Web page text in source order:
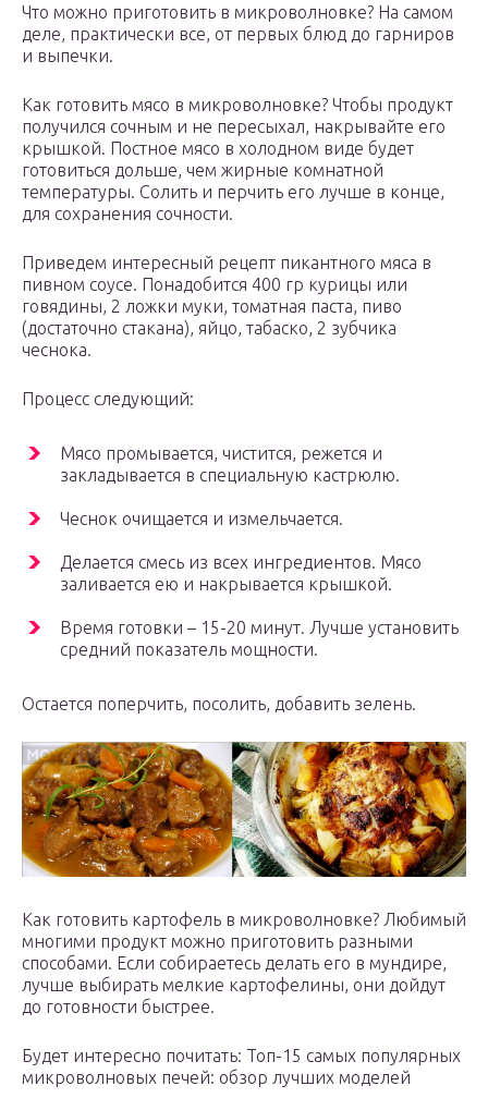
Что можно приготовить в микроволновке? На самом
деле, практически все, от первых блюд до гарниров
и выпечки.
Как готовить мясо в микроволновке? Чтобы продукт
получился сочным и не пересыхал, накрывайте его
крышкой. Постное мясо в холодном виде будет
готовиться дольше, чем жирные комнатной
температуры. Солить и перчить его лучше в конце,
для сохранения сочности.
Приведем интересный рецепт пикантного мяса в
пивном соусе. Понадобится 400 гр курицы или
говядины, 2 ложки муки, томатная паста, пиво
(достаточно стакана), яйцо, табаско, 2 зубчика
чеснока.
Процесс следующий:
Мясо промывается, чистится, режется и
закладывается в специальную кастрюлю.
Чеснок очищается и измельчается.
Делается смесь из всех ингредиентов. Мясо
заливается ею и накрывается крышкой.
Время готовки – 15-20 минут. Лучше установить
средний показатель мощности.
Остается поперчить, посолить, добавить зелень.
Как готовить картофель в микроволновке? Любимый
многими продукт можно приготовить разными
способами. Если собираетесь делать его в мундире,
лучше выбирать мелкие картофелины, они дойдут
до готовности быстрее.
Будет интересно почитать: Топ-15 самых популярных
микроволновых печей: обзор лучших моделей